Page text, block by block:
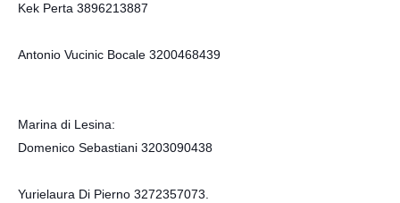
Kek Perta 3896213887
Antonio Vucinic Bocale 3200468439
Marina di Lesina:
Domenico Sebastiani 3203090438
Yurielaura Di Pierno 3272357073.